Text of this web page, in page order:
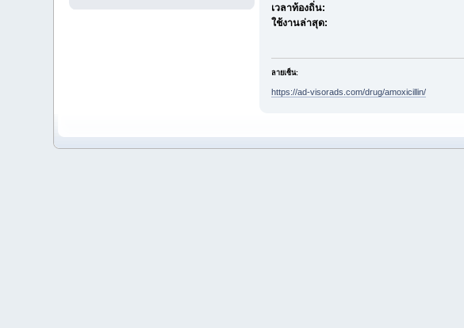
เวลาท้องถิ่น:
ใช้งานล่าสุด:
ลายเซ็น:
https://ad-visorads.com/drug/amoxicillin/